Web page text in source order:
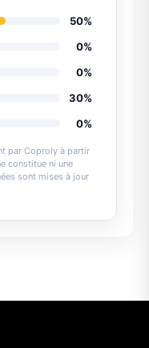
50%
0%
0%
30%
0%
par Coproly à partir
constitue ni une
sont mises à jour